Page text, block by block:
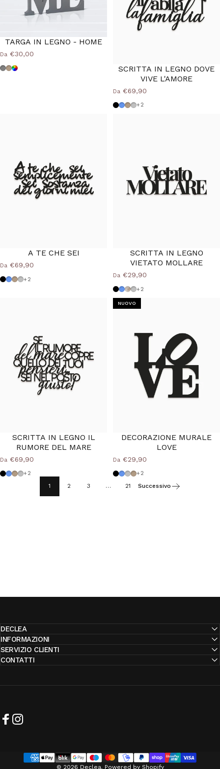
40%
TARGA IN LEGNO - HOME
Da €30,00
Grigio
Tortora
Colore Personalizzato
SCRITTA IN LEGNO DOVE
VIVE L'AMORE
Da €69,90
Nero
Azzurro Polvere
Tortora
Grigio Medio
+2
A TE CHE SEI
Da €69,90
Nero
Azzurro Polvere
Tortora
Grigio Medio
+2
SCRITTA IN LEGNO
VIETATO MOLLARE
Da €29,90
Nero
Azzurro Polvere
Shabby
Grigio Medio
+2
SCRITTA IN LEGNO IL
RUMORE DEL MARE
Da €69,90
Nero
Azzurro Polvere
Tortora
Grigio Medio
+2
NUOVO
DECORAZIONE MURALE
LOVE
Da €29,90
Nero
Azzurro Polvere
Grigio Medio
Tortora
+2
1 2 3 … 21 Successivo
DECLEA
INFORMAZIONI
SERVIZIO CLIENTI
CONTATTI
© 2026 Declea. Powered by Shopify